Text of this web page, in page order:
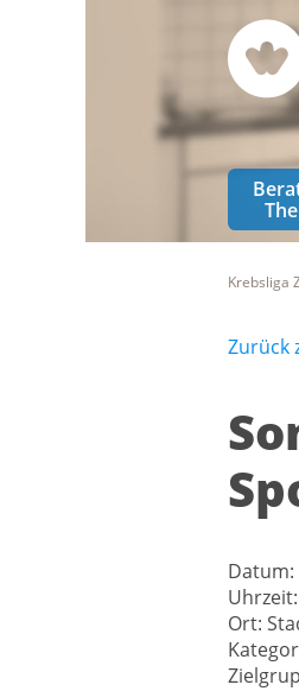
Krebsliga
Zurück
Datum:
Uhrzeit:
Ort: